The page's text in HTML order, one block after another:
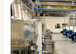
Precio
aceite
de
oliva
semanal